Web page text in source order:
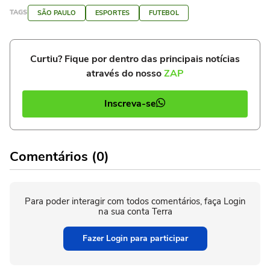
TAGS SÃO PAULO ESPORTES FUTEBOL
Curtiu? Fique por dentro das principais notícias
através do nossoZAP
Inscreva-se
Comentários (0)
Para poder interagir com todos comentários, faça Login
na sua conta Terra
Fazer Login para participar